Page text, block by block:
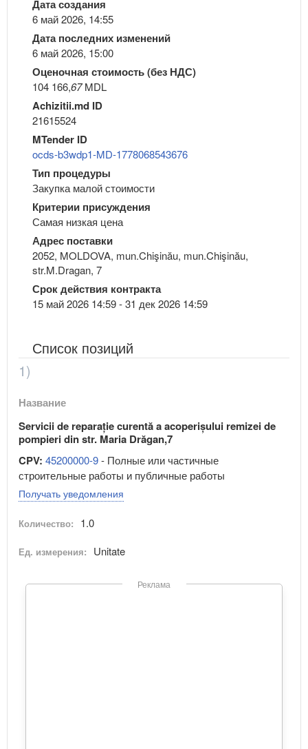
Дата создания
6 май 2026, 14:55
Дата последних изменений
6 май 2026, 15:00
Оценочная стоимость (без НДС)
104 166,67MDL
Achizitii.md ID
21615524
MTender ID
ocds-b3wdp1-MD-1778068543676
Тип процедуры
Закупка малой стоимости
Критерии присуждения
Самая низкая цена
Адрес поставки
2052, MOLDOVA, mun.Chişinău, mun.Chişinău,
str.M.Dragan, 7
Срок действия контракта
15 май 2026 14:59 - 31 дек 2026 14:59
Список позиций
1)
Название
Servicii de reparație curentă a acoperișului remizei de
pompieri din str. Maria Drăgan,7
CPV: 45200000-9- Полные или частичные
строительные работы и публичные работы
Получать уведомления
Количество: 1.0
Ед. измерения: Unitate
Реклама